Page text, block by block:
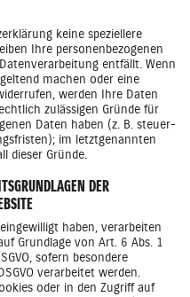
keine speziellere
Ihre personenbezogenen
entfällt. Wenn
machen oder eine
werden Ihre Daten
zulässigen Gründe für
Daten haben (z. B. steuer-
im letztgenannten
dieser Gründe.
DER
haben, verarbeiten
Grundlage von Art. 6 Abs. 1
sofern besondere
verarbeitet werden.
oder in den Zugriff auf